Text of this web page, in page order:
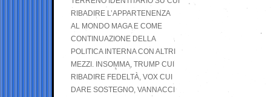
RIBADIRE L’APPARTENENZA
AL MONDO MAGA E COME
CONTINUAZIONE DELLA
POLITICA INTERNA CON ALTRI
MEZZI. INSOMMA, TRUMP CUI
RIBADIRE FEDELTÀ, VOX CUI
DARE SOSTEGNO, VANNACCI